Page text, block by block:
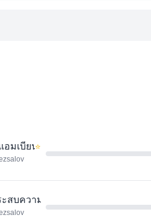
มเบียนต์
⭐
สบความสำเร็จ | จัดงานเลี้ยง